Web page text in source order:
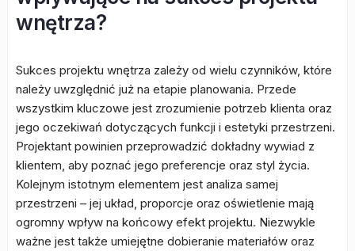
wnętrza?
Sukces projektu wnętrza zależy od wielu czynników, które
należy uwzględnić już na etapie planowania. Przede
wszystkim kluczowe jest zrozumienie potrzeb klienta oraz
jego oczekiwań dotyczących funkcji i estetyki przestrzeni.
Projektant powinien przeprowadzić dokładny wywiad z
klientem, aby poznać jego preferencje oraz styl życia.
Kolejnym istotnym elementem jest analiza samej
przestrzeni – jej układ, proporcje oraz oświetlenie mają
ogromny wpływ na końcowy efekt projektu. Niezwykle
ważne jest także umiejętne dobieranie materiałów oraz